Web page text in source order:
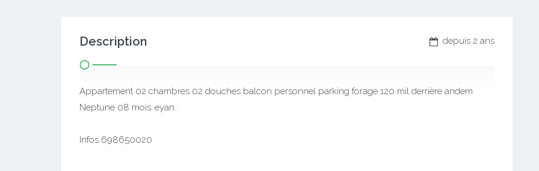
depuis 2 ans
Description
Appartement 02 chambres 02 douches balcon personnel parking forage 120 mil derrière andem
Neptune 08 mois..eyan..
Infos 698650020